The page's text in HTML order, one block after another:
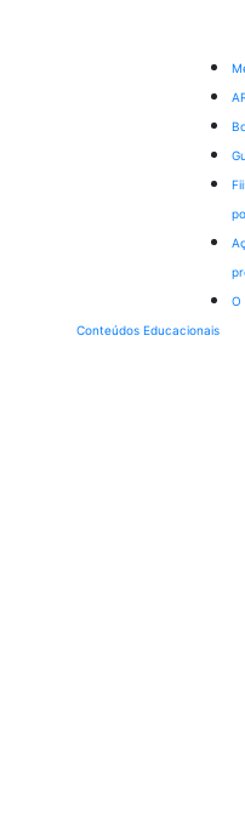
O
Conteúdos Educacionais